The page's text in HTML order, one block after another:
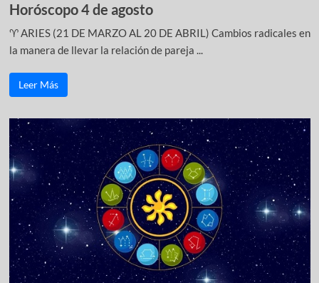
Horóscopo 4 de agosto
♈ ARIES (21 DE MARZO AL 20 DE ABRIL) Cambios radicales en
la manera de llevar la relación de pareja ...
Leer Más